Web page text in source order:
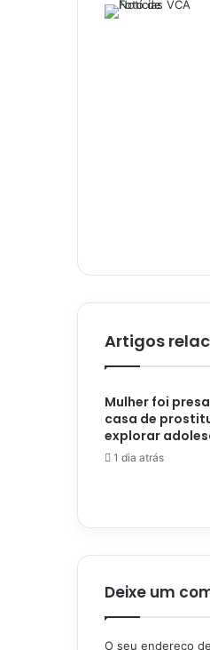
Artigos
Mulher foi
casa de
explorar
1 dia atrás
Deixe um
O seu endereço